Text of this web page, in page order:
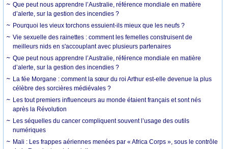
Que peut nous apprendre l’Australie, référence mondiale en matière
d’alerte, sur la gestion des incendies ?
Pourquoi les vieux torchons essuient-ils mieux que les neufs ?
Vie sexuelle des rainettes : comment les femelles construisent de
meilleurs nids en s'accouplant avec plusieurs partenaires
Que peut nous apprendre l’Australie, référence mondiale en matière
d’alerte, sur la gestion des incendies ?
La fée Morgane : comment la sœur du roi Arthur est-elle devenue la plus
célèbre des sorcières médiévales ?
Les tout premiers influenceurs au monde étaient français et sont nés
après la Révolution
Les séquelles du cancer compliquent souvent l’usage des outils
numériques
Mali : Les frappes aériennes menées par « Africa Corps », sous le contrôle